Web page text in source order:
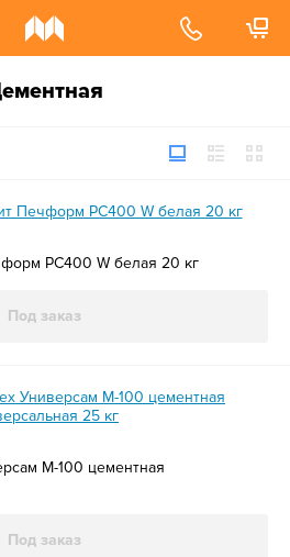
PC400 W белая 20 кг
Под заказ
М-100 цементная
Под заказ